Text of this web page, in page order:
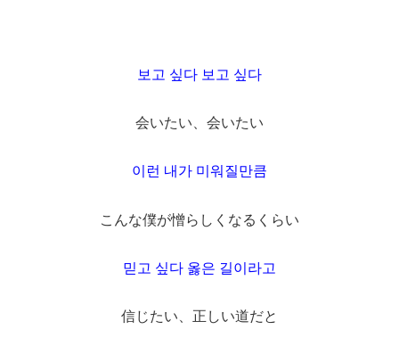
보고 싶다 보고 싶다
会いたい、会いたい
이런 내가 미워질만큼
こんな僕が憎らしくなるくらい
믿고 싶다 옳은 길이라고
信じたい、正しい道だと